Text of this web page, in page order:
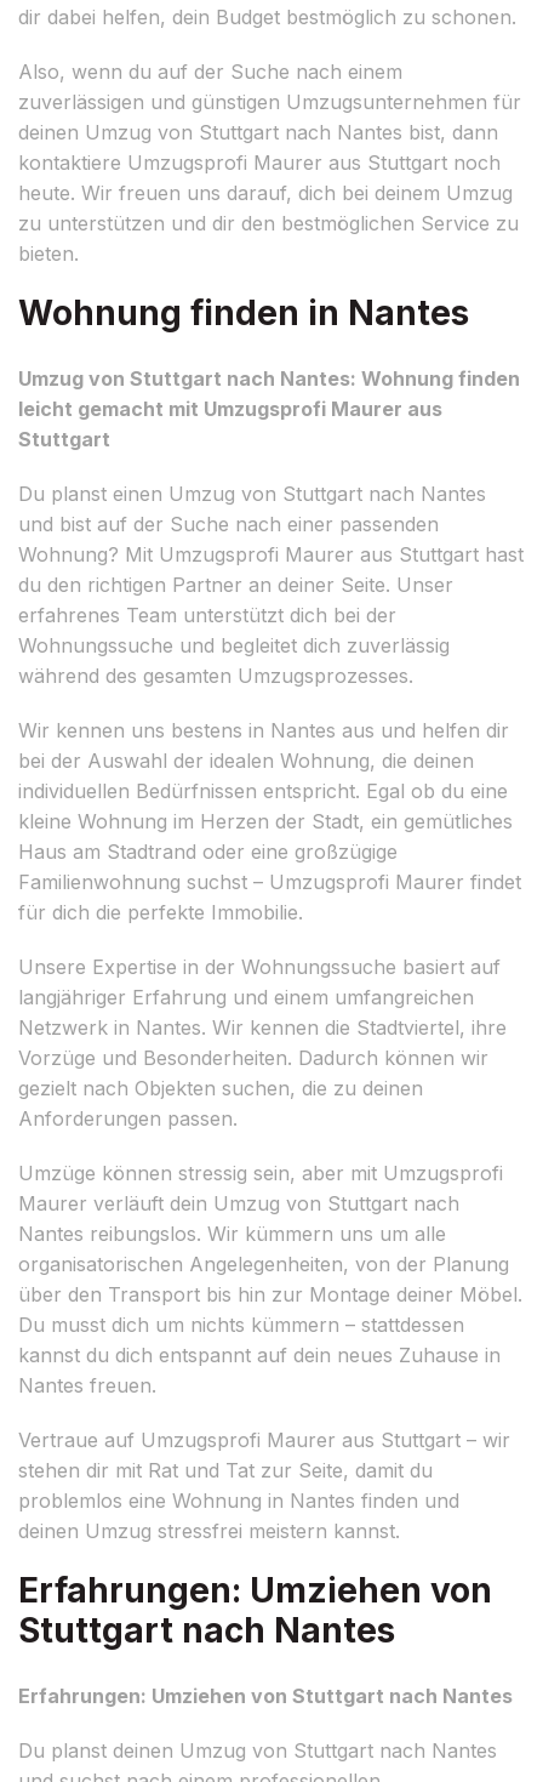
dir dabei helfen, dein Budget bestmöglich zu schonen.
Also, wenn du auf der Suche nach einem
zuverlässigen und günstigen Umzugsunternehmen für
deinen Umzug von Stuttgart nach Nantes bist, dann
kontaktiere Umzugsprofi Maurer aus Stuttgart noch
heute. Wir freuen uns darauf, dich bei deinem Umzug
zu unterstützen und dir den bestmöglichen Service zu
bieten.
Wohnung finden in Nantes
Umzug von Stuttgart nach Nantes: Wohnung finden
leicht gemacht mit Umzugsprofi Maurer aus
Stuttgart
Du planst einen Umzug von Stuttgart nach Nantes
und bist auf der Suche nach einer passenden
Wohnung? Mit Umzugsprofi Maurer aus Stuttgart hast
du den richtigen Partner an deiner Seite. Unser
erfahrenes Team unterstützt dich bei der
Wohnungssuche und begleitet dich zuverlässig
während des gesamten Umzugsprozesses.
Wir kennen uns bestens in Nantes aus und helfen dir
bei der Auswahl der idealen Wohnung, die deinen
individuellen Bedürfnissen entspricht. Egal ob du eine
kleine Wohnung im Herzen der Stadt, ein gemütliches
Haus am Stadtrand oder eine großzügige
Familienwohnung suchst – Umzugsprofi Maurer findet
für dich die perfekte Immobilie.
Unsere Expertise in der Wohnungssuche basiert auf
langjähriger Erfahrung und einem umfangreichen
Netzwerk in Nantes. Wir kennen die Stadtviertel, ihre
Vorzüge und Besonderheiten. Dadurch können wir
gezielt nach Objekten suchen, die zu deinen
Anforderungen passen.
Umzüge können stressig sein, aber mit Umzugsprofi
Maurer verläuft dein Umzug von Stuttgart nach
Nantes reibungslos. Wir kümmern uns um alle
organisatorischen Angelegenheiten, von der Planung
über den Transport bis hin zur Montage deiner Möbel.
Du musst dich um nichts kümmern – stattdessen
kannst du dich entspannt auf dein neues Zuhause in
Nantes freuen.
Vertraue auf Umzugsprofi Maurer aus Stuttgart – wir
stehen dir mit Rat und Tat zur Seite, damit du
problemlos eine Wohnung in Nantes finden und
deinen Umzug stressfrei meistern kannst.
Erfahrungen: Umziehen von
Stuttgart nach Nantes
Erfahrungen: Umziehen von Stuttgart nach Nantes
Du planst deinen Umzug von Stuttgart nach Nantes